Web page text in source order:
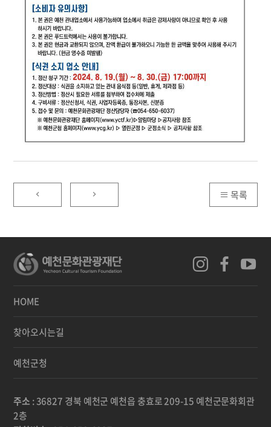
목록
HOME
찾아오시는길
예천군청
주소 : 36827 경북 예천군 예천읍 충효로 209-15 예천군문화회관
2층